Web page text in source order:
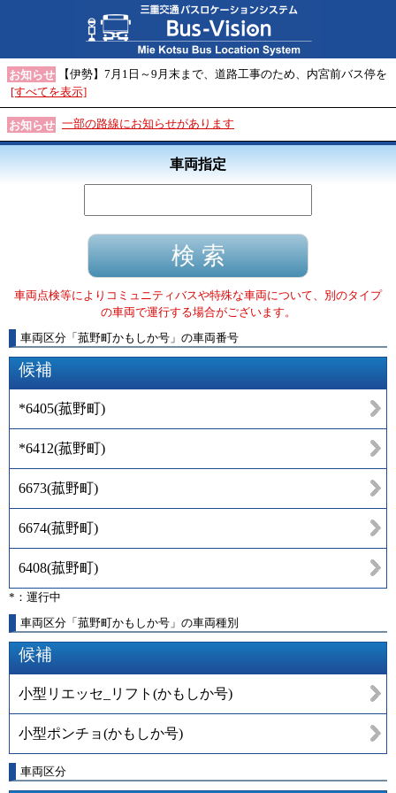
お知らせ
【伊勢】7月1日～9月末まで、道路工事のため、内宮前バス停を
[すべてを表示]
お知らせ 一部の路線にお知らせがあります
車両指定
車両点検等によりコミュニティバスや特殊な車両について、別のタイプ
の車両で運行する場合がございます。
車両区分 「 菰野町かもしか号 」 の車両番号
候補
*6405(菰野町)
*6412(菰野町)
6673(菰野町)
6674(菰野町)
6408(菰野町)
*：運行中
車両区分「菰野町かもしか号」の車両種別
候補
小型リエッセ_リフト(かもしか号)
小型ポンチョ(かもしか号)
車両区分